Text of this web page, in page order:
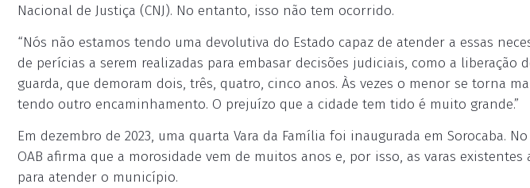
Nacional de Justiça (CNJ). No entanto, isso não tem ocorrido.
“Nós não estamos tendo uma devolutiva do Estado capaz de atender a essas
de perícias a serem realizadas para embasar decisões judiciais, como a liberação
guarda, que demoram dois, três, quatro, cinco anos. Às vezes o menor se torna
tendo outro encaminhamento. O prejuízo que a cidade tem tido é muito grande.”
Em dezembro de 2023, uma quarta Vara da Família foi inaugurada em Sorocaba.
OAB afirma que a morosidade vem de muitos anos e, por isso, as varas
para atender o município.